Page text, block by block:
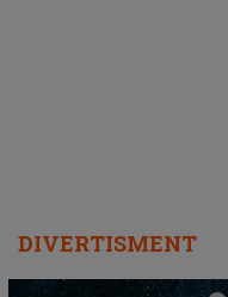
DIVERTISMENT